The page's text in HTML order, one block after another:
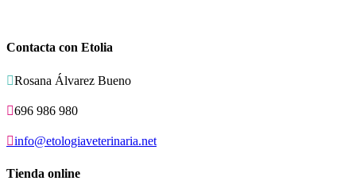
Contacta con Etolia
Rosana Álvarez Bueno
696 986 980
info@etologiaveterinaria.net
Tienda online